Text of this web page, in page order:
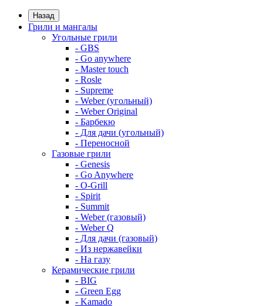
Назад
Грили и мангалы
Угольные грили
- GBS
- Go anywhere
- Master touch
- Rosle
- Supreme
- Weber (угольный)
- Weber Original
- Барбекю
- Для дачи (угольный)
- Переносной
Газовые грили
- Genesis
- Go Anywhere
- O-Grill
- Spirit
- Summit
- Weber (газовый)
- Weber Q
- Для дачи (газовый)
- Из нержавейки
- На газу
Керамические грили
- BIG
- Green Egg
- Kamado